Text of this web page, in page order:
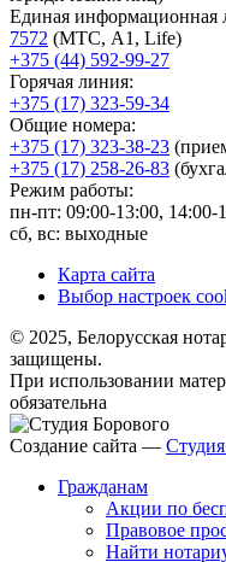
Единая информационная
7572 (МТС, A1, Life)
+375 (44) 592-99-27
Горячая линия:
+375 (17) 323-59-34
Общие номера:
+375 (17) 323-38-23
+375 (17) 258-26-83
Режим работы:
пн-пт: 09:00-13:00, 14:00-
сб, вс: выходные
Карта сайта
Выбор настроек
© 2025, Белорусская
защищены.
При использовании
обязательна
Создание сайта —
Гражданам
Акции по
Правовое
Найти